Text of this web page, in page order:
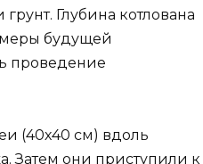
Глубина котлована
будущей
проведение
(40х40 см) вдоль
Затем они приступили к